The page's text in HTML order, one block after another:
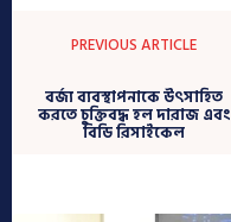
PREVIOUS ARTICLE
বর্জ্য ব্যবস্থাপনাকে উৎসাহিত
করতে চুক্তিবদ্ধ হল দারাজ এবং
বিডি রিসাইকেল